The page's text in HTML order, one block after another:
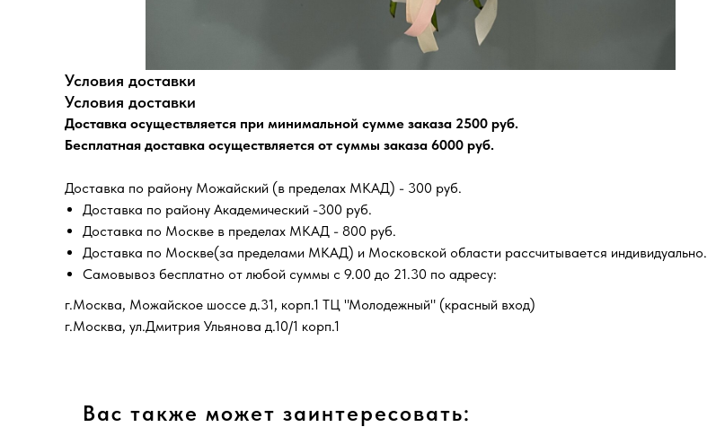
Условия доставки
Условия доставки
Доставка осуществляется при минимальной сумме заказа 2500 руб.
Бесплатная доставка осуществляется от суммы заказа 6000 руб.
Доставка по району Можайский (в пределах МКАД) - 300 руб.
Доставка по району Академический -300 руб.
Доставка по Москве в пределах МКАД - 800 руб.
Доставка по Москве(за пределами МКАД) и Московской области рассчитывается индивидуально.
Самовывоз бесплатно от любой суммы с 9.00 до 21.30 по адресу:
г.Москва, Можайское шоссе д.31, корп.1 ТЦ "Молодежный" (красный вход)
г.Москва, ул.Дмитрия Ульянова д.10/1 корп.1
Вас также может заинтересовать: